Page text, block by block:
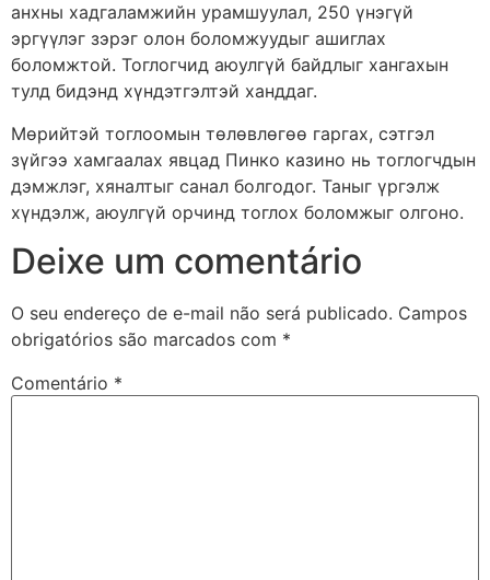
анхны хадгаламжийн урамшуулал, 250 үнэгүй
эргүүлэг зэрэг олон боломжуудыг ашиглах
боломжтой. Тоглогчид аюулгүй байдлыг хангахын
тулд бидэнд хүндэтгэлтэй ханддаг.
Мөрийтэй тоглоомын төлөвлөгөө гаргах, сэтгэл
зүйгээ хамгаалах явцад Пинко казино нь тоглогчдын
дэмжлэг, хяналтыг санал болгодог. Таныг үргэлж
хүндэлж, аюулгүй орчинд тоглох боломжыг олгоно.
Deixe um comentário
O seu endereço de e-mail não será publicado. Campos
obrigatórios são marcados com *
Comentário *